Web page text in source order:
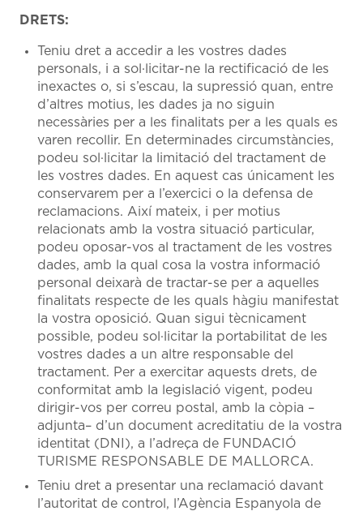
DRETS:
Teniu dret a accedir a les vostres dades
personals, i a sol·licitar-ne la rectificació de les
inexactes o, si s’escau, la supressió quan, entre
d’altres motius, les dades ja no siguin
necessàries per a les finalitats per a les quals es
varen recollir. En determinades circumstàncies,
podeu sol·licitar la limitació del tractament de
les vostres dades. En aquest cas únicament les
conservarem per a l’exercici o la defensa de
reclamacions. Així mateix, i per motius
relacionats amb la vostra situació particular,
podeu oposar-vos al tractament de les vostres
dades, amb la qual cosa la vostra informació
personal deixarà de tractar-se per a aquelles
finalitats respecte de les quals hàgiu manifestat
la vostra oposició. Quan sigui tècnicament
possible, podeu sol·licitar la portabilitat de les
vostres dades a un altre responsable del
tractament. Per a exercitar aquests drets, de
conformitat amb la legislació vigent, podeu
dirigir-vos per correu postal, amb la còpia –
adjunta– d’un document acreditatiu de la vostra
identitat (DNI), a l’adreça de FUNDACIÓ
TURISME RESPONSABLE DE MALLORCA.
Teniu dret a presentar una reclamació davant
l’autoritat de control, l’Agència Espanyola de